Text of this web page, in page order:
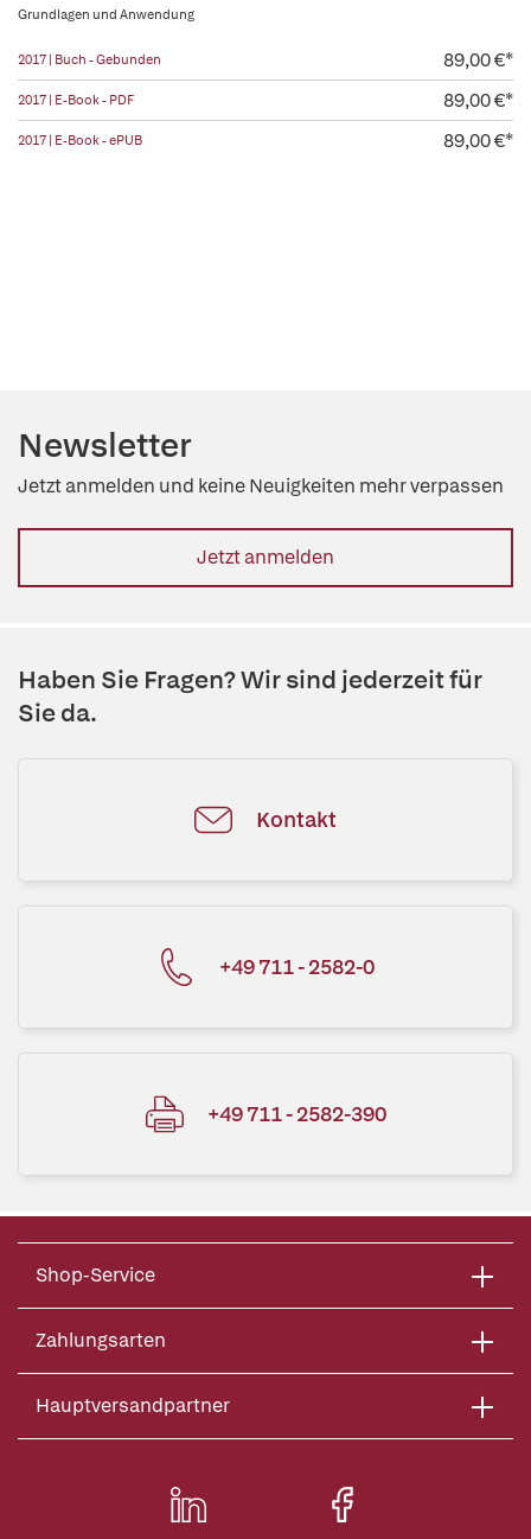
Grundlagen und Anwendung
2017 | Buch - Gebunden 89,00 €*
2017 | E-Book - PDF 89,00 €*
2017 | E-Book - ePUB 89,00 €*
Newsletter
Jetzt anmelden und keine Neuigkeiten mehr verpassen
Jetzt anmelden
Haben Sie Fragen? Wir sind jederzeit für
Sie da.
Kontakt
+49 711 - 2582-0
+49 711 - 2582-390
Shop-Service
Zahlungsarten
Hauptversandpartner